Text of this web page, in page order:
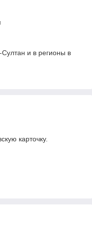
Султан и в регионы в
карточку.